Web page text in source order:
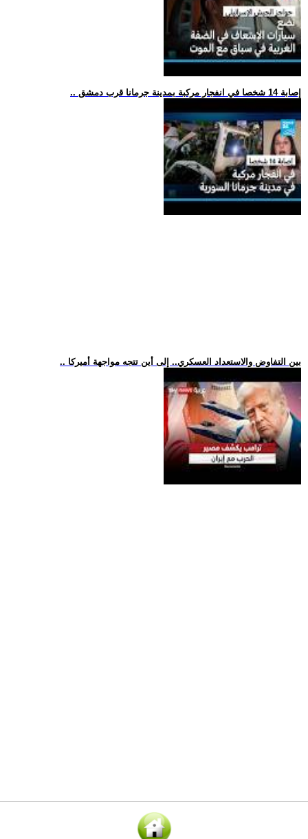
.. إصابة 14 شخصا في انفجار مركبة بمدينة جرمانا قرب دمشق
.. بين التفاوض والاستعداد العسكري.. إلى أين تتجه مواجهة أميركا